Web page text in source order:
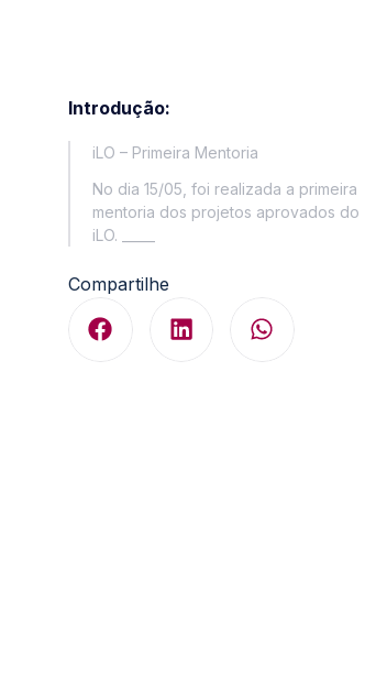
Introdução:
iLO – Primeira Mentoria
No dia 15/05, foi realizada a primeira
mentoria dos projetos aprovados do
iLO. _____
Compartilhe